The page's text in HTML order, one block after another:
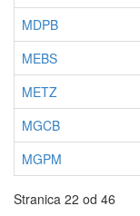
MDPB
MEBS
METZ
MGCB
MGPM
Stranica 22 od 46